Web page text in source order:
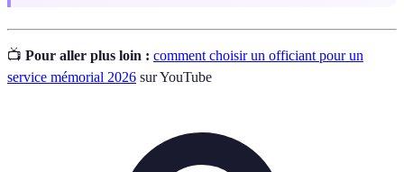
📺 Pour aller plus loin : comment choisir un officiant pour un
service mémorial 2026 sur YouTube